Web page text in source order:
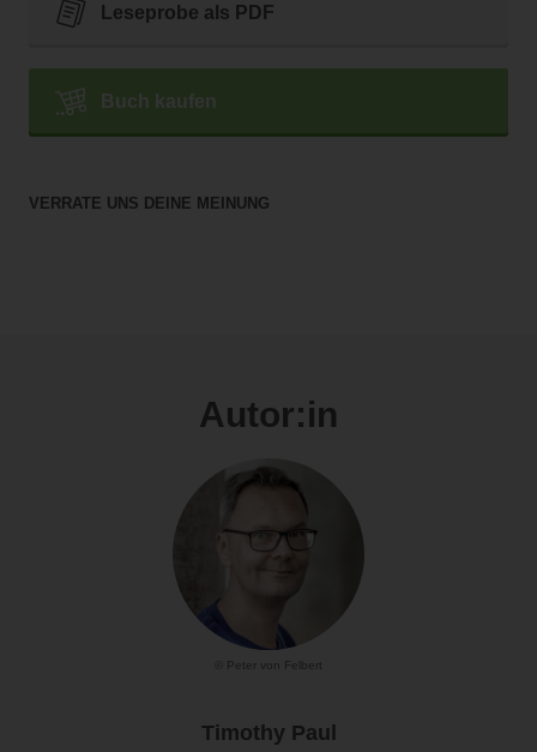
Leseprobe als PDF
Buch kaufen
VERRATE UNS DEINE MEINUNG
Autor:in
© Peter von Felbert
Timothy Paul